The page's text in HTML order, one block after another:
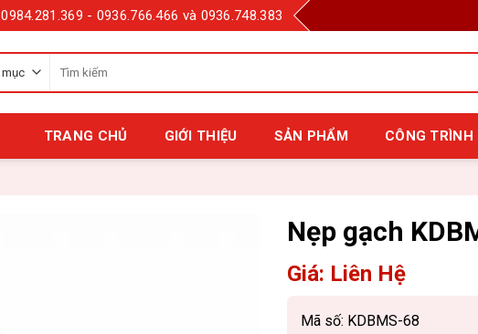
0984.281.369 - 0936.766.466 và 0936.748.383
kiếm
cho:
TRANG CHỦ GIỚI THIỆU SẢN PHẨM CÔNG
Nẹp gạch
Giá: Liên Hệ
Mã số: KDBMS-68